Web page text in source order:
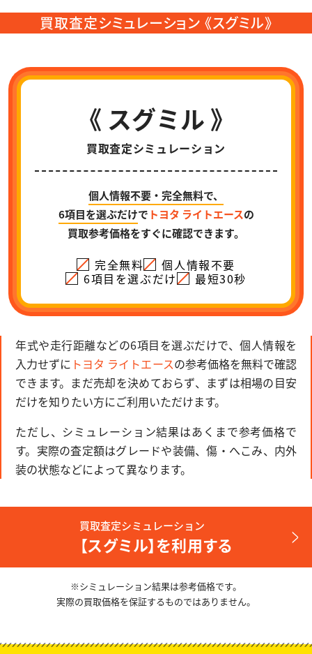
買取査定シミュレーション 《スグミル》
《 スグミル 》
買取査定シミュレーション
個人情報不要・完全無料で、
6項目を選ぶだけで トヨタ ライトエースの
買取参考価格をすぐに確認できます。
完全無料
個人情報不要
6項目を選ぶだけ
最短30秒
年式や走行距離などの6項目を選ぶだけで、個人情報を
入力せずに トヨタ ライトエースの参考価格を無料で確認
できます。まだ売却を決めておらず、まずは相場の目安
だけを知りたい方にご利用いただけます。
ただし、シミュレーション結果はあくまで参考価格で
す。実際の査定額はグレードや装備、傷・へこみ、内外
装の状態などによって異なります。
買取査定シミュレーション
【スグミル】を利用する
※シミュレーション結果は参考価格です。
実際の買取価格を保証するものではありません。